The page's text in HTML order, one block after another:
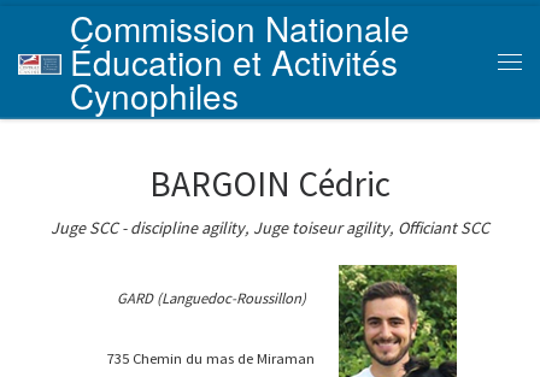
Skip to content
Commission Nationale
Éducation et Activités
Cynophiles
BARGOIN Cédric
Juge SCC - discipline agility, Juge toiseur agility, Officiant SCC
GARD (Languedoc-Roussillon)
735 Chemin du mas de Miraman